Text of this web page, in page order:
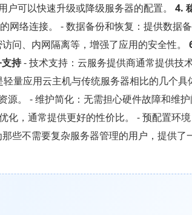
可以快速升级或降级服务器的配置。 4.
络连接。 - 数据备份和恢复：提供数据
问、内网隔离等，增强了应用的安全性。
持- 技术支持：云服务提供商通常提供技
量应用云主机与传统服务器相比的几个具
。 - 维护简化：无需担心硬件故障和维
化，通常提供更好的性价比。 - 预配置环
些不需要复杂服务器管理的用户，提供了